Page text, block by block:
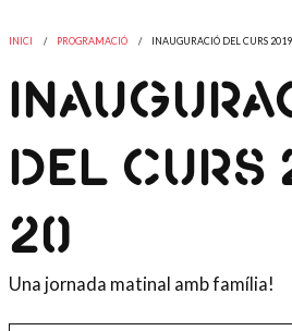
INICI PROGRAMACIÓ INAUGURACIÓ DEL CURS
DEL CURS
20
Una jornada matinal amb família!